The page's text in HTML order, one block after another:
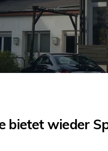
bietet wieder